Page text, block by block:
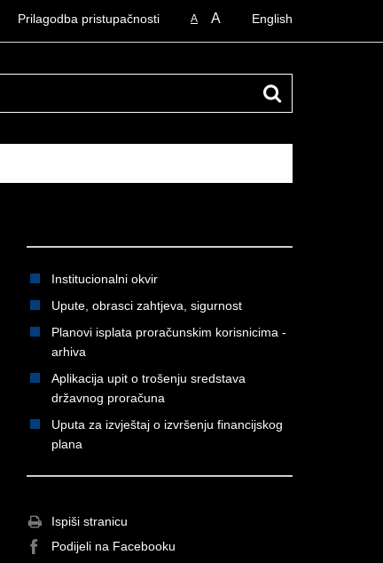
English
A A
Prilagodba pristupačnosti
Institucionalni okvir
Upute, obrasci zahtjeva, sigurnost
Planovi isplata proračunskim korisnicima -
arhiva
Aplikacija upit o trošenju sredstava
državnog proračuna
Uputa za izvještaj o izvršenju financijskog
plana
Ispiši stranicu
Podijeli na Facebooku